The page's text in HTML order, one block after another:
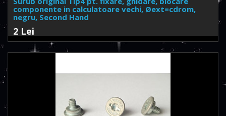
componente in calculatoare vechi, Øext=cdrom,
negru, Second Hand
2 Lei